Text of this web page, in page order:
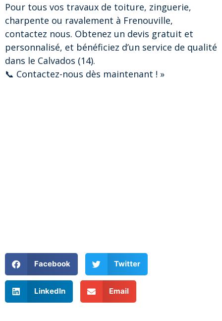
Pour tous vos travaux de toiture, zinguerie,
charpente ou ravalement à Frenouville,
contactez nous. Obtenez un devis gratuit et
personnalisé, et bénéficiez d’un service de qualité
dans le Calvados (14).
📞 Contactez-nous dès maintenant ! »
Facebook Twitter
LinkedIn Email